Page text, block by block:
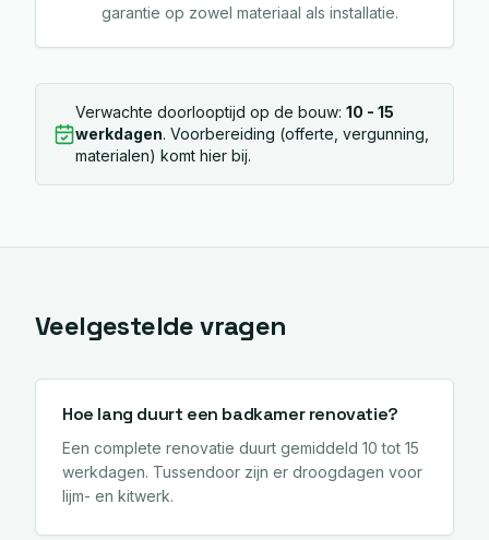
garantie op zowel materiaal als installatie.
Verwachte doorlooptijd op de bouw: 10 - 15
werkdagen. Voorbereiding (offerte, vergunning,
materialen) komt hier bij.
Veelgestelde vragen
Hoe lang duurt een badkamer renovatie?
Een complete renovatie duurt gemiddeld 10 tot 15
werkdagen. Tussendoor zijn er droogdagen voor
lijm- en kitwerk.